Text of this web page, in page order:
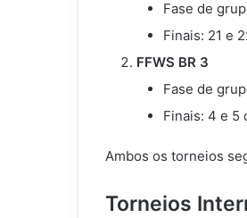
Fase de
Finais: 21 e
FFWS BR 3
Fase de
Finais: 4 e 5
Ambos os torneios
Torneios